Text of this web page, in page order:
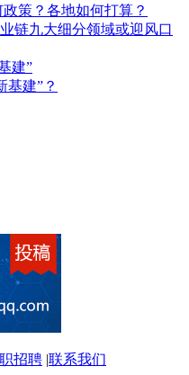
策？各地如何打算？
链九大细分领域或迎风口
建”
基建”？
招聘 |联系我们